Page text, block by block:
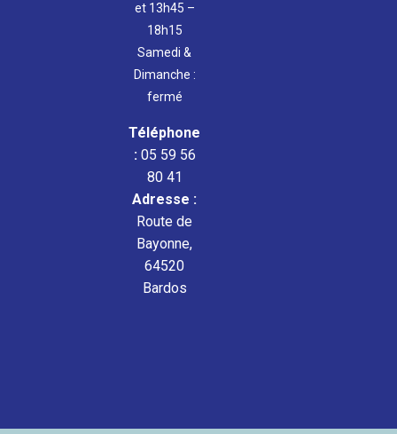
et 13h45 –
18h15
Samedi &
Dimanche :
fermé
Téléphone
:05 59 56
80 41
Adresse :
Route de
Bayonne,
64520
Bardos